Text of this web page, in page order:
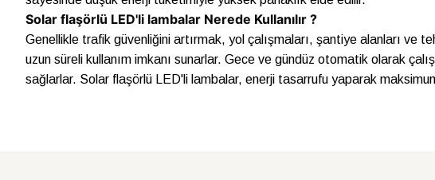
Solar flaşörlü LED'li lambalar Nerede Kullanılır ?
Genellikle trafik güvenliğini artırmak, yol çalışmaları, şantiye alanları ve
uzun süreli kullanım imkanı sunarlar. Gece ve gündüz otomatik olarak
sağlarlar. Solar flaşörlü LED'li lambalar, enerji tasarrufu yaparak